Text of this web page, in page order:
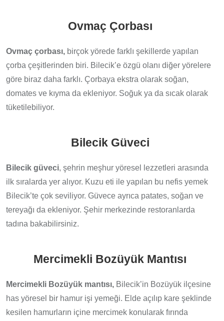
Ovmaç Çorbası
Ovmaç çorbası, birçok yörede farklı şekillerde yapılan
çorba çeşitlerinden biri. Bilecik’e özgü olanı diğer yörelere
göre biraz daha farklı. Çorbaya ekstra olarak soğan,
domates ve kıyma da ekleniyor. Soğuk ya da sıcak olarak
tüketilebiliyor.
Bilecik Güveci
Bilecik güveci, şehrin meşhur yöresel lezzetleri arasında
ilk sıralarda yer alıyor. Kuzu eti ile yapılan bu nefis yemek
Bilecik’te çok seviliyor. Güvece ayrıca patates, soğan ve
tereyağı da ekleniyor. Şehir merkezinde restoranlarda
tadına bakabilirsiniz.
Mercimekli Bozüyük Mantısı
Mercimekli Bozüyük mantısı, Bilecik’in Bozüyük ilçesine
has yöresel bir hamur işi yemeği. Elde açılıp kare şeklinde
kesilen hamurların içine mercimek konularak fırında